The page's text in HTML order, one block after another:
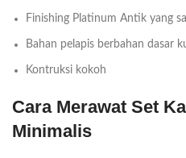
Finishing Platinum Antik yang
Bahan pelapis berbahan dasar
Kontruksi kokoh
Cara Merawat Set
Minimalis